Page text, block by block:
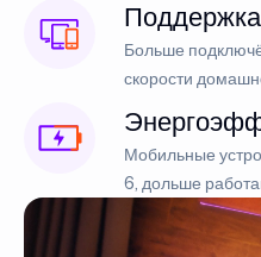
Поддержка
Больше
скорости
Мобильные
6, дольше